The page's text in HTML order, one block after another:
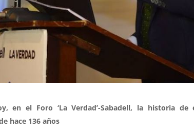
en el Foro ‘La Verdad’-Sabadell, la historia
hace 136 años